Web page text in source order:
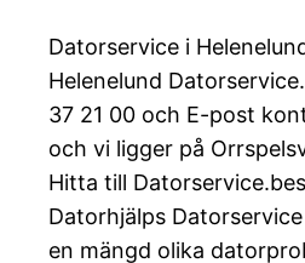
Datorservice i
Helenelund
37 21 00 och E-post
och vi ligger på
Hitta till
Datorhjälps
en mängd olika